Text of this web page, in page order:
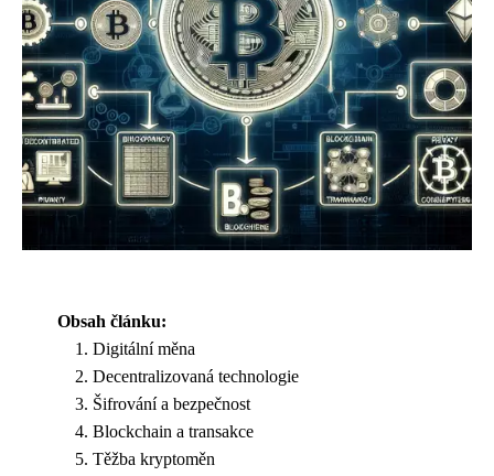
Obsah článku:
Digitální měna
Decentralizovaná technologie
Šifrování a bezpečnost
Blockchain a transakce
Těžba kryptoměn